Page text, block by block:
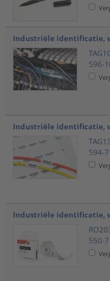
Industriële identificatie,
596-
Industriële identificatie,
594-
Industriële identificatie,
550-